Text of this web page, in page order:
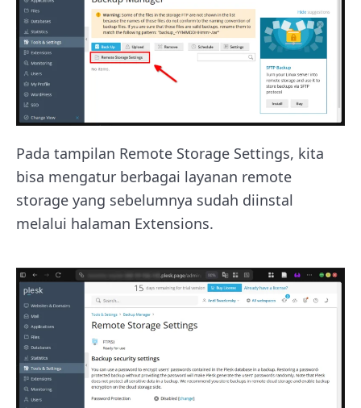
Pada tampilan Remote Storage Settings, kita
bisa mengatur berbagai layanan remote
storage yang sebelumnya sudah diinstal
melalui halaman Extensions.